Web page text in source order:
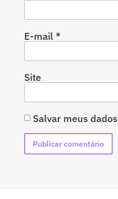
E-mail*
Site
Salvar meus